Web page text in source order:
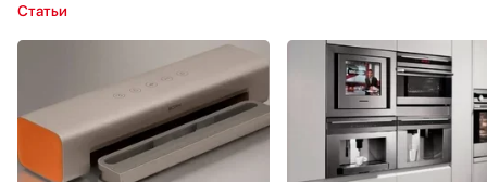
Статьи